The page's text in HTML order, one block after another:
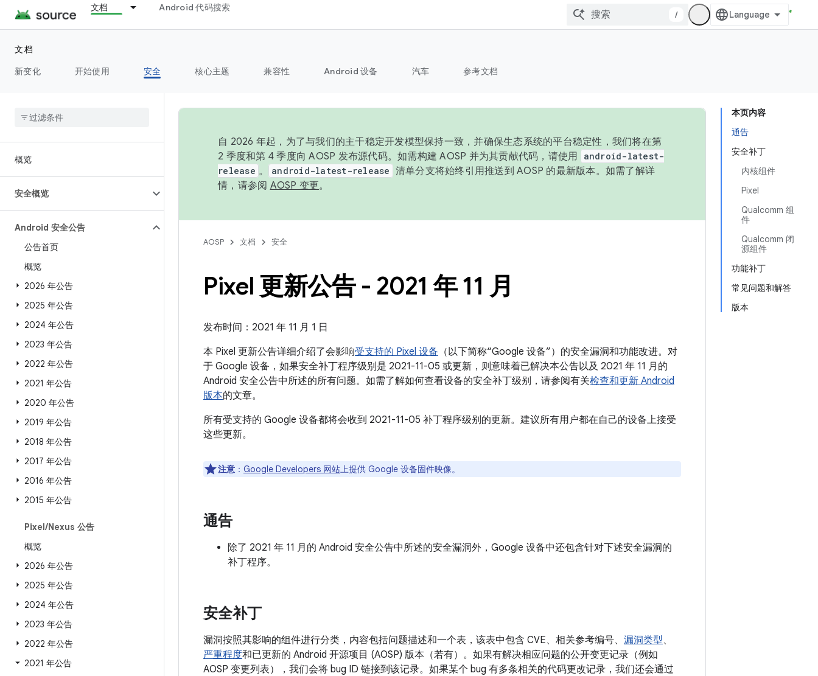
文档 Android 代码搜索
/
文档
新变化
开始使用 安全 核心主题 兼容性 Android 设备 汽车 参考文档
概览
安全概览
Android 安全公告
公告首页
概览
2026 年公告
2025 年公告
2024 年公告
2023 年公告
2022 年公告
2021 年公告
2020 年公告
2019 年公告
2018 年公告
2017 年公告
2016 年公告
2015 年公告
Pixel/Nexus 公告
概览
2026 年公告
2025 年公告
2024 年公告
2023 年公告
2022 年公告
2021 年公告
本页内容
通告
安全补丁
内核组件
Pixel
Qualcomm 组
件
Qualcomm 闭
源组件
功能补丁
常见问题和解答
版本
自 2026 年起，为了与我们的主干稳定开发模型保持一致，并确保生态系统的平台稳定性，我们将在第
2 季度和第 4 季度向 AOSP 发布源代码。如需构建 AOSP 并为其贡献代码，请使用
android-latest-
release 。 android-latest-release 清单分支将始终引用推送到 AOSP 的最新版本。如需了解详
情，请参阅 AOSP 变更。
AOSP 文档 安全
Pixel 更新公告 - 2021 年 11 月
发布时间：2021 年 11 月 1 日
本 Pixel 更新公告详细介绍了会影响受支持的 Pixel 设备 （以下简称“Google 设备”）的安全漏洞和功能改进。对
于 Google 设备，如果安全补丁程序级别是 2021-11-05 或更新，则意味着已解决本公告以及 2021 年 11 月的
Android 安全公告中所述的所有问题。如需了解如何查看设备的安全补丁级别，请参阅有关检查和更新 Android
版本的文章。
所有受支持的 Google 设备都将会收到 2021-11-05 补丁程序级别的更新。建议所有用户都在自己的设备上接受
这些更新。
注意 ： Google Developers 网站上提供 Google 设备固件映像。
通告
除了 2021 年 11 月的 Android 安全公告中所述的安全漏洞外，Google 设备中还包含针对下述安全漏洞的
补丁程序。
安全补丁
漏洞按照其影响的组件进行分类，内容包括问题描述和一个表，该表中包含 CVE、相关参考编号、 漏洞类型、
严重程度和已更新的 Android 开源项目 (AOSP) 版本（若有）。如果有解决相应问题的公开变更记录（例如
AOSP 变更列表），我们会将 bug ID 链接到该记录。如果某个 bug 有多条相关的代码更改记录，我们还会通过